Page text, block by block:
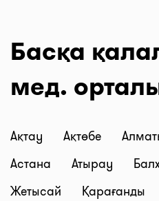
Басқа
мед.
Ақтау Ақтөбе
Астана
Атырау
Жетысай
Қарағанды